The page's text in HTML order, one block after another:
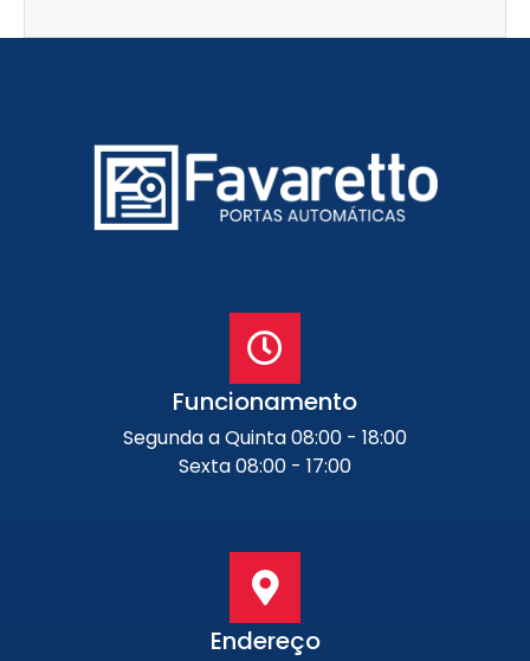
Funcionamento
Segunda a Quinta 08:00 - 18:00
Sexta 08:00 - 17:00
Endereço